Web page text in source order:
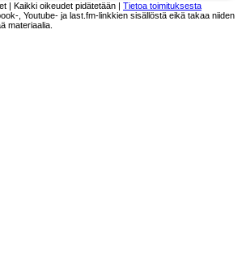
| Kaikki oikeudet pidätetään | Tietoa toimituksesta
, Youtube- ja last.fm-linkkien sisällöstä eikä takaa niiden
materiaalia.